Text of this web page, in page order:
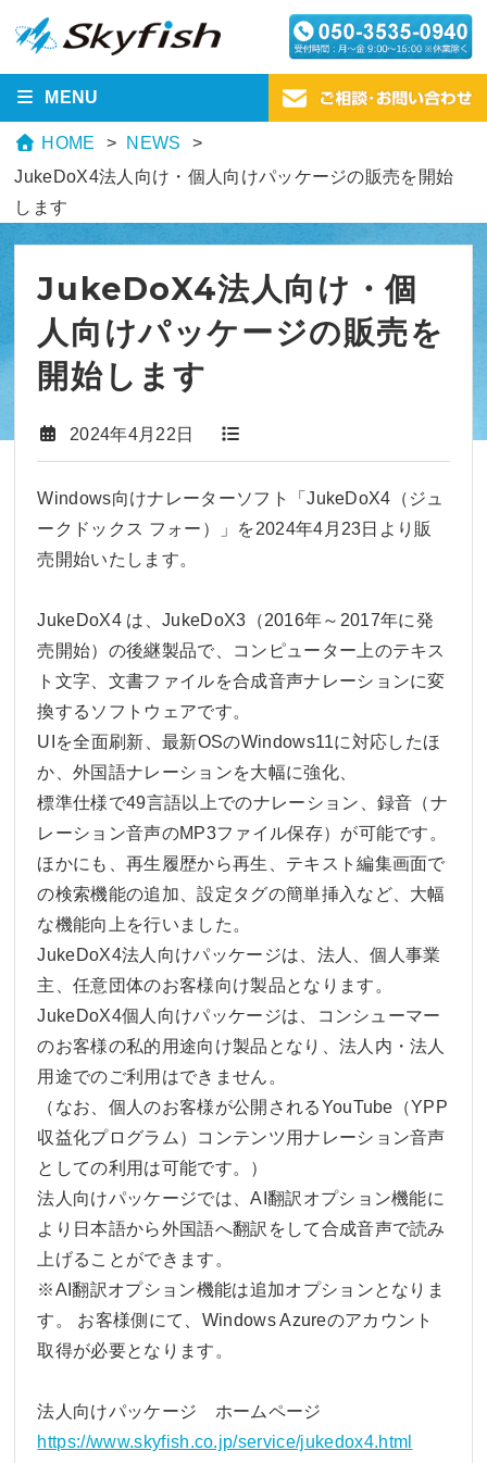
MENU
HOME
NEWS
JukeDoX4法人向け・個人向けパッケージの販売を開始
します
JukeDoX4法人向け・個
人向けパッケージの販売を
開始します
2024年4月22日
Windows向けナレーターソフト「JukeDoX4（ジュ
ークドックス フォー）」を2024年4月23日より販
売開始いたします。
JukeDoX4 は、JukeDoX3（2016年～2017年に発
売開始）の後継製品で、コンピューター上のテキス
ト文字、文書ファイルを合成音声ナレーションに変
換するソフトウェアです。
UIを全面刷新、最新OSのWindows11に対応したほ
か、外国語ナレーションを大幅に強化、
標準仕様で49言語以上でのナレーション、録音（ナ
レーション音声のMP3ファイル保存）が可能です。
ほかにも、再生履歴から再生、テキスト編集画面で
の検索機能の追加、設定タグの簡単挿入など、大幅
な機能向上を行いました。
JukeDoX4法人向けパッケージは、法人、個人事業
主、任意団体のお客様向け製品となります。
JukeDoX4個人向けパッケージは、コンシューマー
のお客様の私的用途向け製品となり、法人内・法人
用途でのご利用はできません。
（なお、個人のお客様が公開されるYouTube（YPP
収益化プログラム）コンテンツ用ナレーション音声
としての利用は可能です。）
法人向けパッケージでは、AI翻訳オプション機能に
より日本語から外国語へ翻訳をして合成音声で読み
上げることができます。
※AI翻訳オプション機能は追加オプションとなりま
す。 お客様側にて、Windows Azureのアカウント
取得が必要となります。
法人向けパッケージ ホームページ
https://www.skyfish.co.jp/service/jukedox4.html